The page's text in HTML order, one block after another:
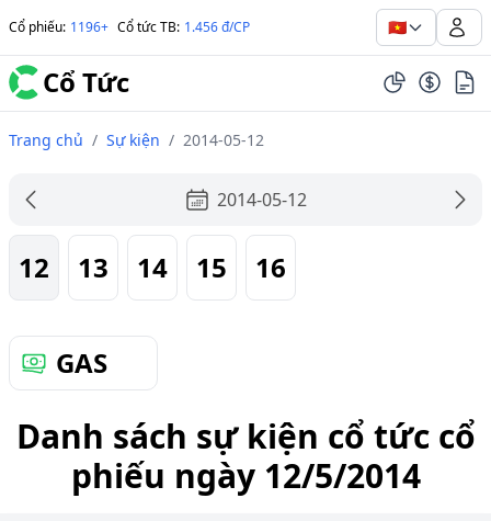
Cổ phiếu: 1196+ Cổ tức TB: 1.456 đ/CP 🇻🇳
Cổ Tức
Trang chủ / Sự kiện / 2014-05-12
2014-05-12
12 13 14 15 16
GAS
Danh sách sự kiện cổ tức cổ
phiếu ngày 12/5/2014